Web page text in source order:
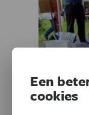
Een
cookies